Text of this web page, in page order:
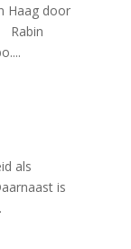
Haag door
Rabin
als
is